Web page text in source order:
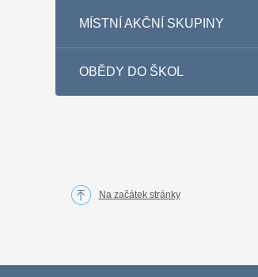
MÍSTNÍ AKČNÍ SKUPINY
OBĚDY DO ŠKOL
Na začátek stránky